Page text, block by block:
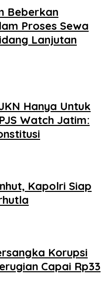
Beberkan
Proses Sewa
Lanjutan
Hanya Untuk
Watch Jatim:
Kapolri Siap
Korupsi
Capai Rp33